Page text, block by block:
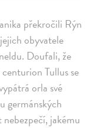
překročili Rýn
obyvatele
Doufali, že
Tullus se
orla své
germánských
jakému